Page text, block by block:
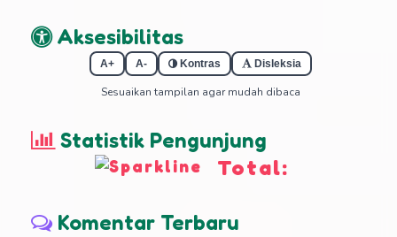
Aksesibilitas
A+ A- Kontras Disleksia
Sesuaikan tampilan agar mudah dibaca
Statistik Pengunjung
Total:
Komentar Terbaru